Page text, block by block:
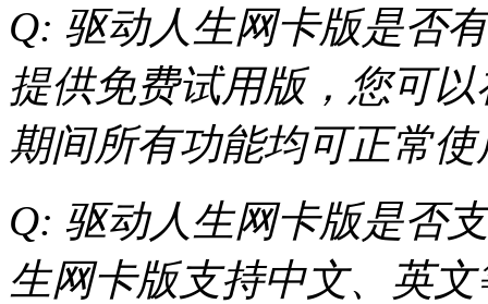
Q: 驱动人生网卡版是否
提供免费试用版，您可
期间所有功能均可正常使
Q: 驱动人生网卡版是否
生网卡版支持中文、英